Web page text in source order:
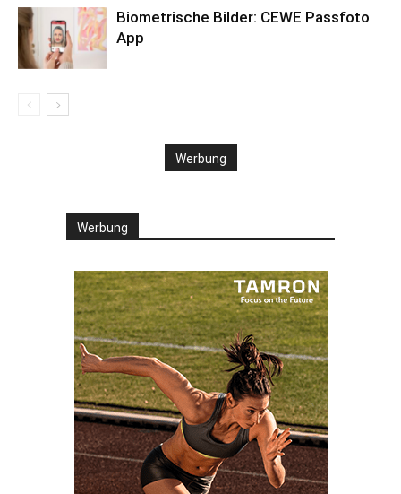
Biometrische Bilder: CEWE Passfoto
App
Werbung
Werbung